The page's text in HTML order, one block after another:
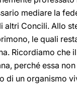
mediare la
altri Concili. Allo
le quali
Ricordiamo che
perché essa
di un organismo